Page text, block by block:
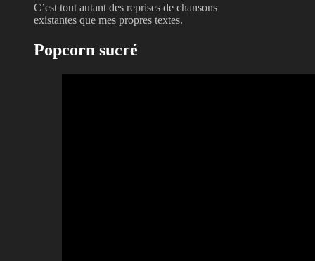
C’est tout autant des reprises de chansons
existantes que mes propres textes.
Popcorn sucré